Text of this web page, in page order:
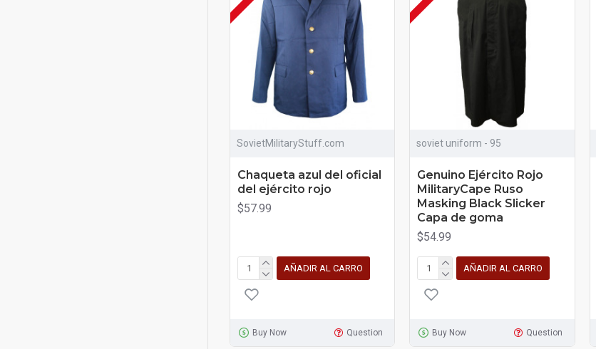
SovietMilitaryStuff.com
Chaqueta azul del oficial
del ejército rojo
$57.99
AÑADIR AL CARRO
Buy Now Question
soviet uniform - 95
Genuino Ejército Rojo
MilitaryCape Ruso
Masking Black Slicker
Capa de goma
$54.99
AÑADIR AL CARRO
Buy Now Question